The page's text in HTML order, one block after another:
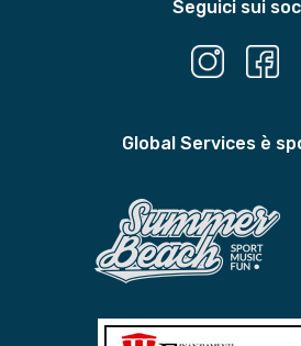
Seguici sui
Global Services è